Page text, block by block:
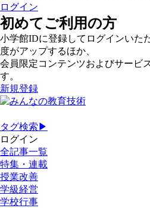
ログイン
初めてご利用の方
小学館IDに登録してログインいた
度がアップするほか、
会員限定コンテンツおよびサービ
す。
新規登録
タグ検索▶
ログイン
全記事一覧
特集・連載
授業改善
学級経営
学校行事